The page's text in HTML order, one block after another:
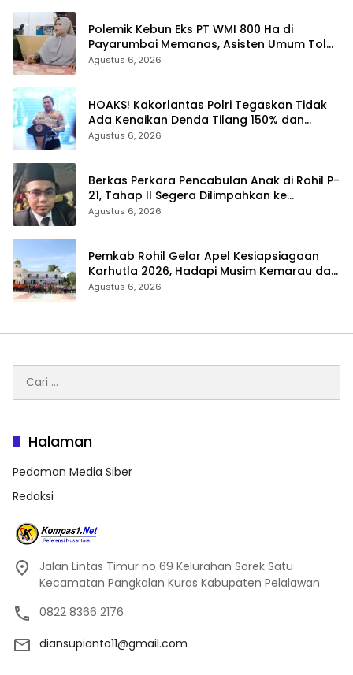
Polemik Kebun Eks PT WMI 800 Ha di
Payarumbai Memanas, Asisten Umum Tolak
Dikelola Agrinas dan Tantang Presiden
Agustus 6, 2026
HOAKS! Kakorlantas Polri Tegaskan Tidak
Ada Kenaikan Denda Tilang 150% dan
Tilang Manual Menyeluruh
Agustus 6, 2026
Berkas Perkara Pencabulan Anak di Rohil P-
21, Tahap II Segera Dilimpahkan ke
Kejaksaan
Agustus 6, 2026
Pemkab Rohil Gelar Apel Kesiapsiagaan
Karhutla 2026, Hadapi Musim Kemarau dan
El Nino
Agustus 6, 2026
untuk:
Halaman
Pedoman Media Siber
Redaksi
Jalan Lintas Timur no 69 Kelurahan Sorek Satu
Kecamatan Pangkalan Kuras Kabupaten Pelalawan
0822 8366 2176
diansupianto11@gmail.com